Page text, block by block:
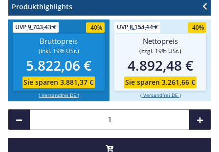
Produkthighlights
UVP9,703,43 € -40%
Bruttopreis
(inkl. 19% USt.)
5.822,06 €
Sie sparen 3.881,37 €
(Versandfrei DE )
UVP8.154,14 € -40%
Nettopreis
(zzgl. 19% USt.)
4.892,48 €
Sie sparen 3.261,66 €
(Versandfrei DE )